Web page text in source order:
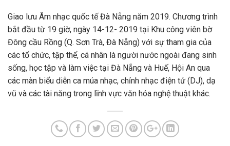
Giao lưu Âm nhạc quốc tế Đà Nẵng năm 2019. Chương trình
bắt đầu từ 19 giờ, ngày 14-12- 2019 tại Khu công viên bờ
Đông cầu Rồng (Q. Sơn Trà, Đà Nẵng) với sự tham gia của
các tổ chức, tập thể, cá nhân là người nước ngoài đang sinh
sống, học tập và làm việc tại Đà Nẵng và Huế, Hội An qua
các màn biểu diễn ca múa nhạc, chỉnh nhạc điện tử (DJ), dạ
vũ và các tài năng trong lĩnh vực văn hóa nghệ thuật khác.